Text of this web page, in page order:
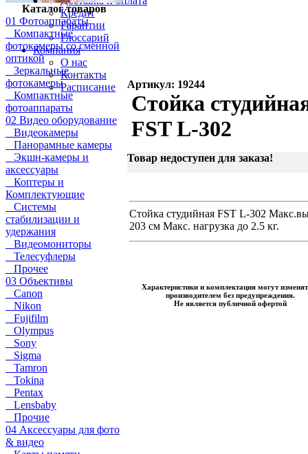
Кредит
Гарантии
Глоссарий
Компания
О нас
Контакты
Расписание
Каталог товаров
01 Фотоаппараты
Компактные
фотокамеры со сменной
оптикой
Зеркальные
фотокамеры
Компактные
фотоаппараты
02 Видео оборудование
Видеокамеры
Панорамные камеры
Экшн-камеры и
аксессуары
Коптеры и
Комплектующие
Системы
стабилизации и
удержания
Видеомониторы
Телесуфлеры
Прочее
03 Объективы
Canon
Nikon
Fujifilm
Olympus
Sony
Sigma
Tamron
Tokina
Pentax
Lensbaby
Прочие
04 Аксессуары для фото
& видео
Артикул: 19244
Стойка
FST L-302
Товар недоступен для заказа!
Стойка студийная FST L-302
203 см Макс. нагрузка до 2.5 кг.
Характеристики и комплектация могут
производителем без предупреждения.
Не является публичной офертой